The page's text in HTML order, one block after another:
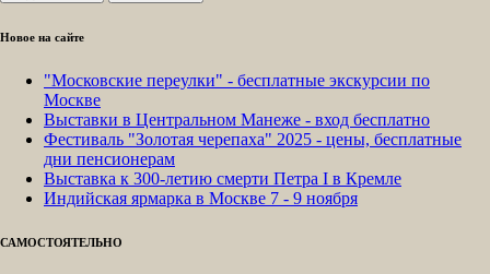
Новое на сайте
"Московские переулки" - бесплатные экскурсии по
Москве
Выставки в Центральном Манеже - вход бесплатно
Фестиваль "Золотая черепаха" 2025 - цены, бесплатные
дни пенсионерам
Выставка к 300-летию смерти Петра I в Кремле
Индийская ярмарка в Москве 7 - 9 ноября
САМОСТОЯТЕЛЬНО